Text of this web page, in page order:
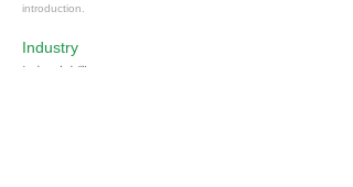
introduction.
Industry
卸売・小売業